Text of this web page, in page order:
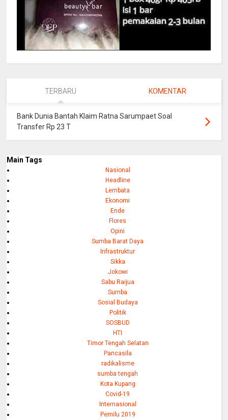
TERBARU KOMENTAR
Bank Dunia Bantah Klaim Ratna Sarumpaet Soal
Transfer Rp 23 T
Main Tags
Nasional
Headline
Lembata
Ekonomi
Ende
Flores
Opini
Sumba Barat Daya
Infrastruktur
Sikka
Jokowi
Sabu Raijua
Sumba
Sosial Budaya
Politik
SOSBUD
HTI
Timor Tengah Selatan
Pancasila
radikalisme
sumba tengah
Kota Kupang
Covid-19
Internasional
Pemilu 2019